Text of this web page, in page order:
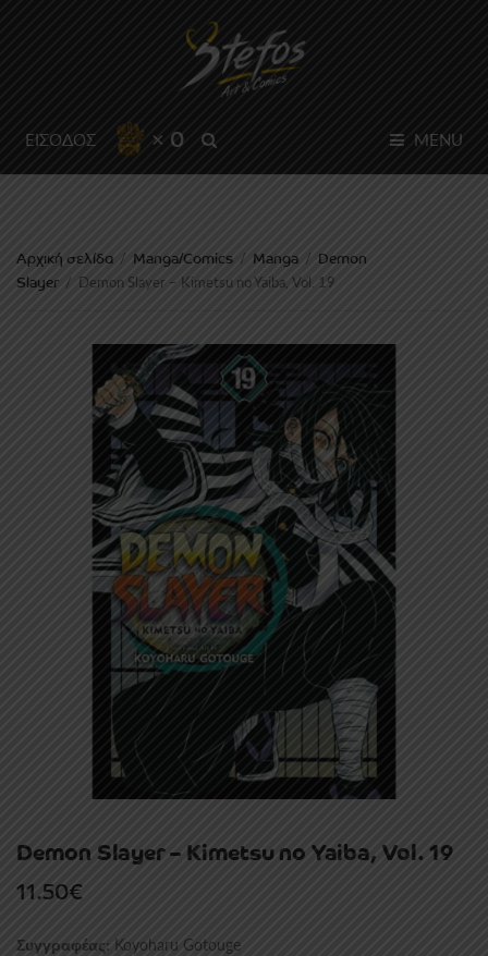
ΕΙΣΟΔΟΣ × 0 MENU
Αρχική σελίδα / Manga/Comics / Manga / Demon
Slayer / Demon Slayer – Kimetsu no Yaiba, Vol. 19
Demon Slayer – Kimetsu no Yaiba, Vol. 19
11.50€
Συγγραφέας: Koyoharu Gotouge